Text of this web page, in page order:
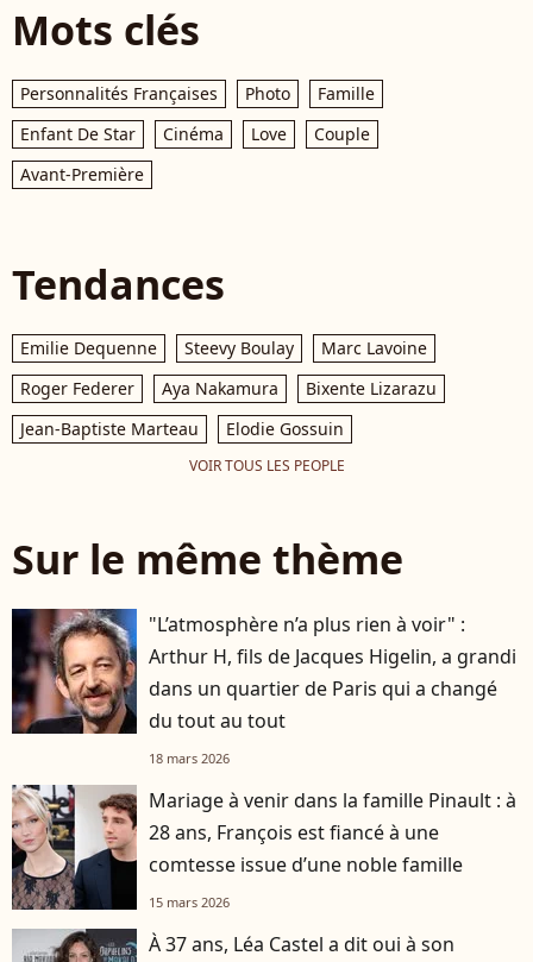
Mots clés
Personnalités Françaises Photo
Famille
Enfant De Star
Cinéma Love
Couple
Avant-Première
Tendances
Emilie Dequenne Steevy Boulay
Marc Lavoine
Roger Federer
Aya Nakamura
Bixente Lizarazu
Jean-Baptiste Marteau
Elodie Gossuin
VOIR TOUS LES PEOPLE
Sur le même thème
"L’atmosphère n’a plus rien à voir" :
Arthur H, fils de Jacques Higelin, a grandi
dans un quartier de Paris qui a changé
du tout au tout
18 mars 2026
Mariage à venir dans la famille Pinault : à
28 ans, François est fiancé à une
comtesse issue d’une noble famille
15 mars 2026
À 37 ans, Léa Castel a dit oui à son